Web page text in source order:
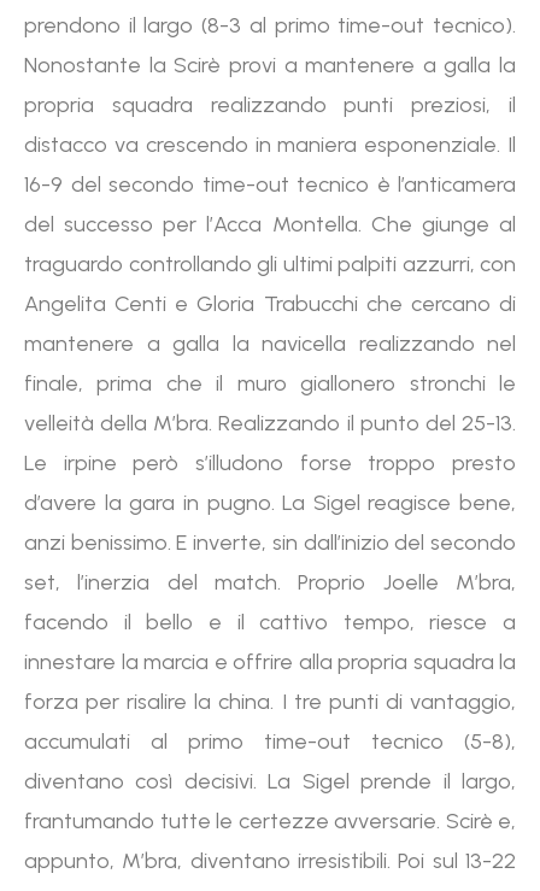
prendono il largo (8-3 al primo time-out tecnico).
Nonostante la Scirè provi a mantenere a galla la
propria squadra realizzando punti preziosi, il
distacco va crescendo in maniera esponenziale. Il
16-9 del secondo time-out tecnico è l’anticamera
del successo per l’Acca Montella. Che giunge al
traguardo controllando gli ultimi palpiti azzurri, con
Angelita Centi e Gloria Trabucchi che cercano di
mantenere a galla la navicella realizzando nel
finale, prima che il muro giallonero stronchi le
velleità della M’bra. Realizzando il punto del 25-13.
Le irpine però s’illudono forse troppo presto
d’avere la gara in pugno. La Sigel reagisce bene,
anzi benissimo. E inverte, sin dall’inizio del secondo
set, l’inerzia del match. Proprio Joelle M’bra,
facendo il bello e il cattivo tempo, riesce a
innestare la marcia e offrire alla propria squadra la
forza per risalire la china. I tre punti di vantaggio,
accumulati al primo time-out tecnico (5-8),
diventano così decisivi. La Sigel prende il largo,
frantumando tutte le certezze avversarie. Scirè e,
appunto, M’bra, diventano irresistibili. Poi sul 13-22